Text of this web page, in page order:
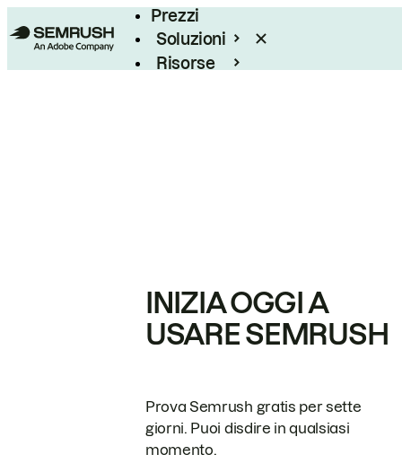
Prezzi
Soluzioni
Risorse
INIZIA OGGI A
USARE SEMRUSH
Prova Semrush gratis per sette
giorni. Puoi disdire in qualsiasi
momento.